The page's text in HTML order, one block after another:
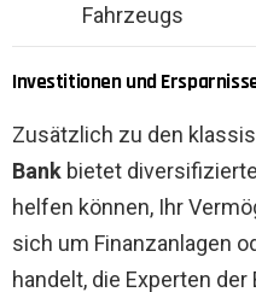
Fahrzeugs
Investitionen und
Zusätzlich zu den
Bank bietet
helfen können, Ihr
sich um Finanzanlagen
handelt, die Experten